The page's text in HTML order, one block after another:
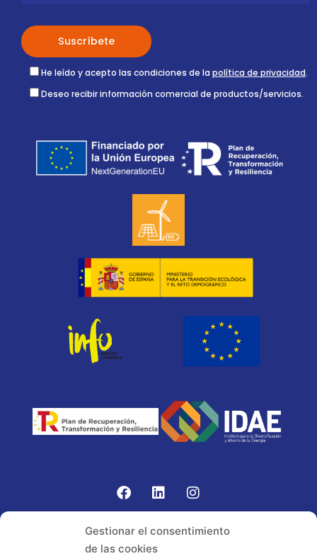
Gestionar el consentimiento
de las cookies
He leído y acepto las condiciones de la política de privacidad.
Deseo recibir información comercial de productos/servicios.